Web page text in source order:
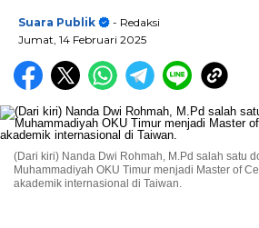
Suara Publik
- Redaksi
Jumat, 14 Februari 2025
(Dari kiri) Nanda Dwi Rohmah, M.Pd salah satu
Muhammadiyah OKU Timur menjadi Master of
akademik internasional di Taiwan.